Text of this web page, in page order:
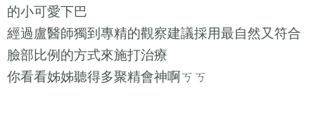
的小可愛下巴
經過盧醫師獨到專精的觀察建議採用最自然又符合
臉部比例的方式來施打治療
你看看姊姊聽得多聚精會神啊ㄎㄎ